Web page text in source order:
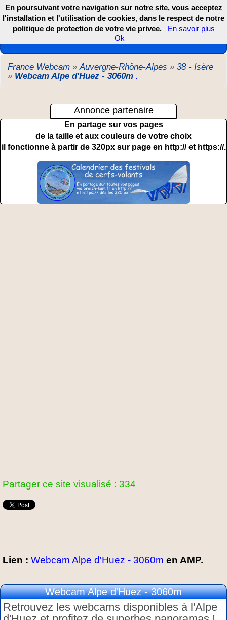
Les webcams de France, DOM TOM et COM
France Webcam »Auvergne-Rhône-Alpes » 38 - Isère
» Webcam Alpe d'Huez - 3060m .
Annonce partenaire
En partage sur vos pages
de la taille et aux couleurs de votre choix
il fonctionne à partir de 320px sur page en http:// et https://.
Partager ce site visualisé : 334
Lien : Webcam Alpe d'Huez - 3060m en AMP.
Webcam Alpe d'Huez - 3060m
Retrouvez les webcams disponibles à l'Alpe
En poursuivant votre navigation sur notre site, vous acceptez
l'installation et l'utilisation de cookies, dans le respect de notre
politique de protection de votre vie privee.
En savoir plus
Ok